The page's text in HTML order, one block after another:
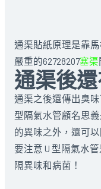
通渠貼紙原理是靠
嚴重的62728207塞渠
通渠後
通渠之後還傳出臭
型隔氣水管顧名思
的異味之外，還可
要注意 U 型隔氣水
隔異味和病菌！